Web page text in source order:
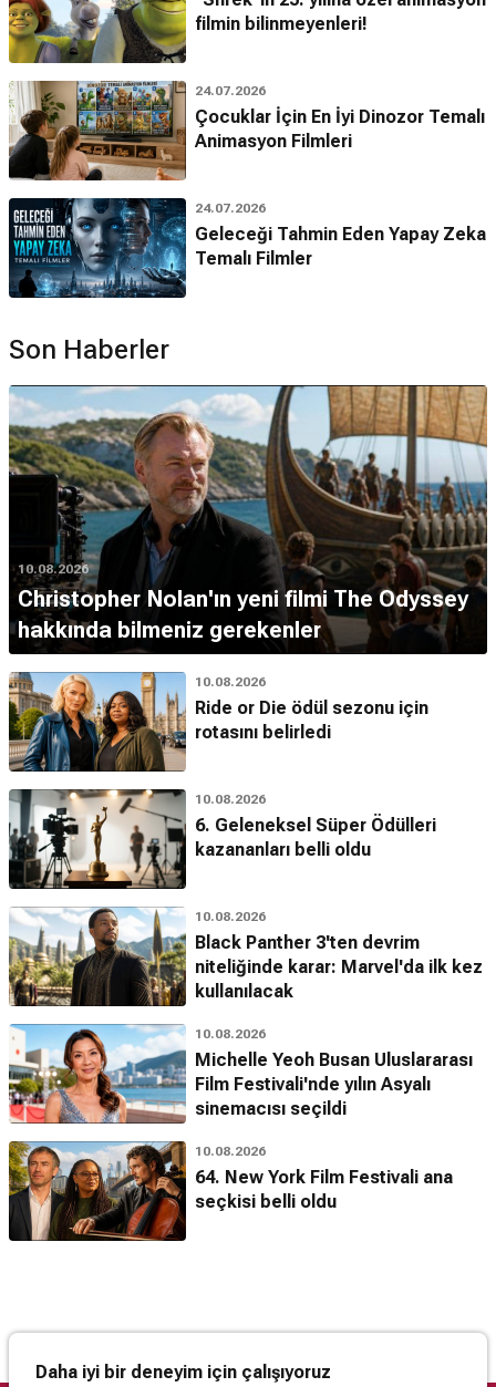
filmin bilinmeyenleri!
24.07.2026
Çocuklar İçin En İyi Dinozor Temalı
Animasyon Filmleri
24.07.2026
Geleceği Tahmin Eden Yapay Zeka
Temalı Filmler
Son Haberler
10.08.2026
Christopher Nolan'ın yeni filmi The Odyssey
hakkında bilmeniz gerekenler
10.08.2026
Ride or Die ödül sezonu için
rotasını belirledi
10.08.2026
6. Geleneksel Süper Ödülleri
kazananları belli oldu
10.08.2026
Black Panther 3'ten devrim
niteliğinde karar: Marvel'da ilk kez
kullanılacak
10.08.2026
Michelle Yeoh Busan Uluslararası
Film Festivali'nde yılın Asyalı
sinemacısı seçildi
10.08.2026
64. New York Film Festivali ana
seçkisi belli oldu
Daha iyi bir deneyim için çalışıyoruz